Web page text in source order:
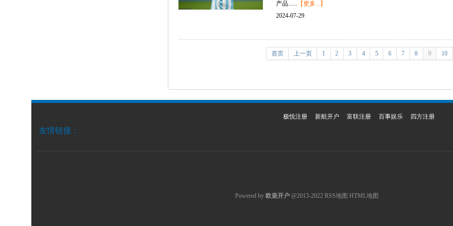
产品...... 【更多...】
2024-07-29
首页 上一页 1 2 3 4 5 6 7 8 9 10
友情链接：
极悦注册 新航开户 富联注册 百事娱乐 四方注册
Powered by 欧皇开户 @2013-2022 RSS地图 HTML地图